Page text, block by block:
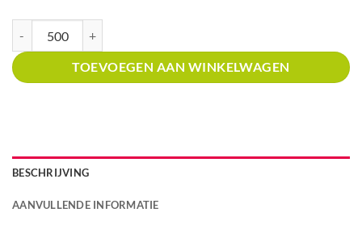
TOEVOEGEN AAN WINKELWAGEN
BESCHRIJVING
AANVULLENDE INFORMATIE